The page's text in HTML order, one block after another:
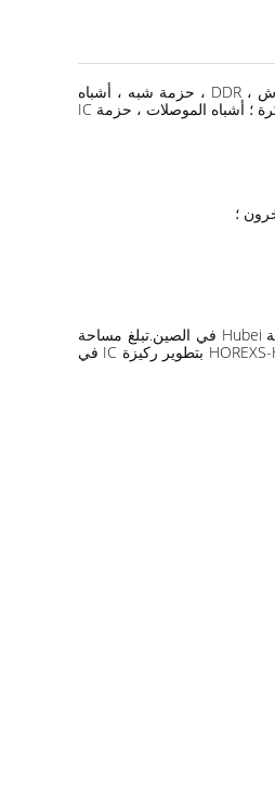
: بطاقة مصرفية ، بطاقة IC ، بطاقة SIM ، إلكترونيات ذاكرة Dram ، بطاقة Sd ، بطاقة ذاكرة ، كل أنواع بطاقات الذاكرة ، MicroSD ، بطاقة MicroTF ، بطاقة ذاكرة فلاش ، DDR ، حزمة شبه ، أشباه
الموصلات ، أشباه الموصلات ، حزمة IC ، ركيزة IC ، MCP ، UFS ، CMOS ، MEMS ، تجميع IC ، تخزين IC الفرعي ؛ بطاقة الذاكرة ، بطاقة MicroSD ، بطاقة MicroTF ، بطاقة الذاكرة ؛ أشباه الموصلات ، حزمة IC
تنتمي HOREXS-Hubei إلى مجموعة HOREXS ، وهي واحدة من الشركات الرائدة في مجال تصنيع ركائز IC الصينية وسريعة النمو ، والتي كانت تقع في مدينة Huangshi بمقاطعة Hubei في الصين.تبلغ مساحة
Factory-Hubei أكثر من 60000 متر مربع ، والتي استثمرت أكثر من 300 مليون دولار أمريكي.سعة الركيزة IC 600000 متر مربع / السنة ، عملية الخيام وعملية SAP.تلتزم HOREXS-Hubei بتطوير ركيزة IC في